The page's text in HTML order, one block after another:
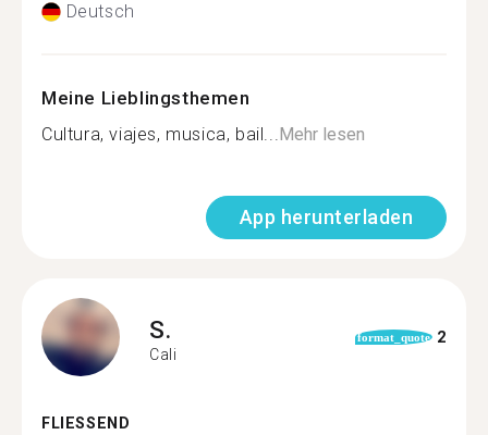
Deutsch
Meine Lieblingsthemen
Cultura, viajes, musica, bail...Mehr lesen
App herunterladen
S.
Cali
format_quote 2
FLIESSEND